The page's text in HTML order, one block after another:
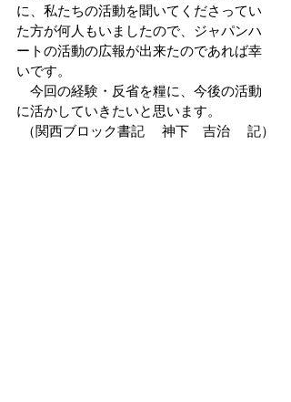
に、私たちの活動を聞いてくださってい
た方が何人もいましたので、ジャパンハ
ートの活動の広報が出来たのであれば幸
いです。
今回の経験・反省を糧に、今後の活動
に活かしていきたいと思います。
（関西ブロック書記　 神下　吉治 　記）